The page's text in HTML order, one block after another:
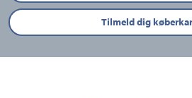
Tilmeld dig